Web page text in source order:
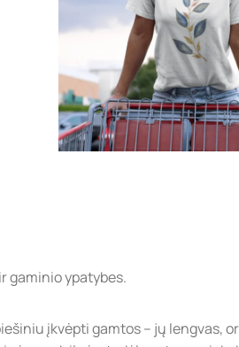
gaminio ypatybes.
įkvėpti gamtos – jų lengvas,